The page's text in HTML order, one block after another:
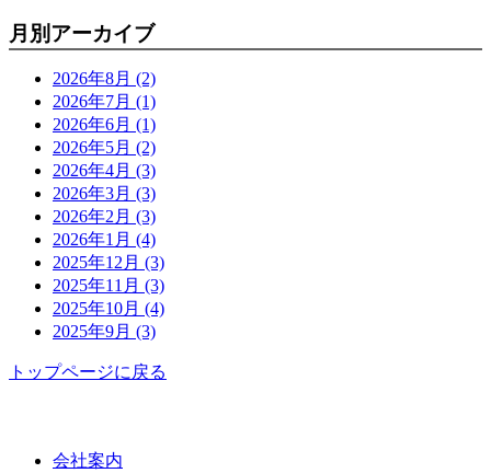
月別アーカイブ
2026年8月 (2)
2026年7月 (1)
2026年6月 (1)
2026年5月 (2)
2026年4月 (3)
2026年3月 (3)
2026年2月 (3)
2026年1月 (4)
2025年12月 (3)
2025年11月 (3)
2025年10月 (4)
2025年9月 (3)
トップページに戻る
会社案内